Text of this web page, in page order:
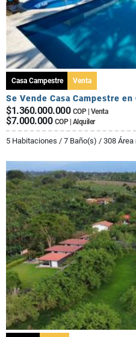
Casa Campestre Venta
Se Vende Casa Campestre
$1.360.000.000 COP | Venta
$7.000.000 COP | Alquiler
5 Habitaciones / 7 Baño(s) / 308 Área